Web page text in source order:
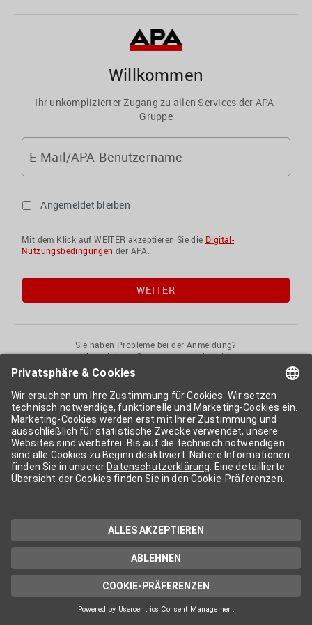
Willkommen
Ihr unkomplizierter Zugang zu allen Services der APA-
Gruppe
E-Mail/APA-Benutzername
Angemeldet bleiben
Mit dem Klick auf WEITER akzeptieren Sie die Digital-
Nutzungsbedingungen der APA.
Sie haben Probleme bei der Anmeldung?
KontaktierenSie uns gerne jederzeit!
APA-User
Services der APA-Gruppe. Für die Nutzung der einzelnen Anwendungen
kann eine weitere Freischaltung nötig sein. Kosten fallen nur nach einer
Bestellung und genauer Kosteninformation an.
Wenn nicht anders erwähnt, gelten dieAllgemeinen
Geschäftsbedingungender APA - Austria Presse Agentur.
Die von Ihnen angegebenen Daten werden ausschließlich für die
Zwecke der Demo-Nutzung bzw. des Vertragsverhältnisses genutzt.
Eine darüber hinaus gehende oder andersartige Verwendung ist nur mit
technischen Support stehen wir Ihnen jederzeit gerne zur Verfügung.
Datenschutzerklärung
Cookie-Präferenzen